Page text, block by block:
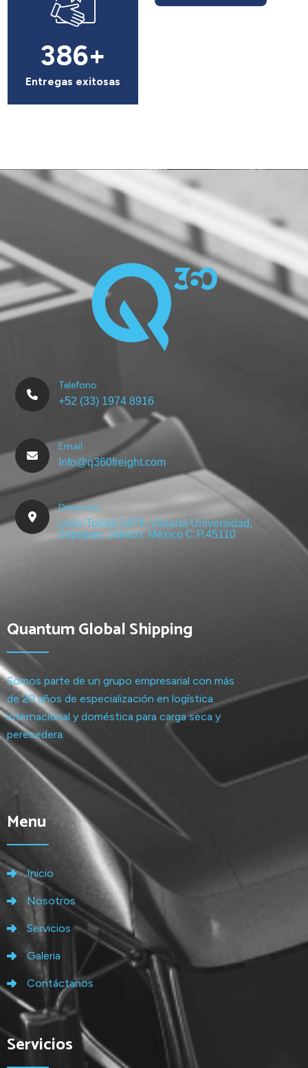
488+
Entregas exitosas
Telefono
+52 (33) 1974 8916
Email
Info@q360freight.com
Dirección
León Tolstói 5475, Vallarta Universidad,
Zapopan, Jalisco, México C.P.45110
Quantum Global Shipping
Somos parte de un grupo empresarial con más
de 20 años de especialización en logística
internacional y doméstica para carga seca y
perecedera.
Menu
Inicio
Nosotros
Servicios
Galeria
Contáctanos
Servicios